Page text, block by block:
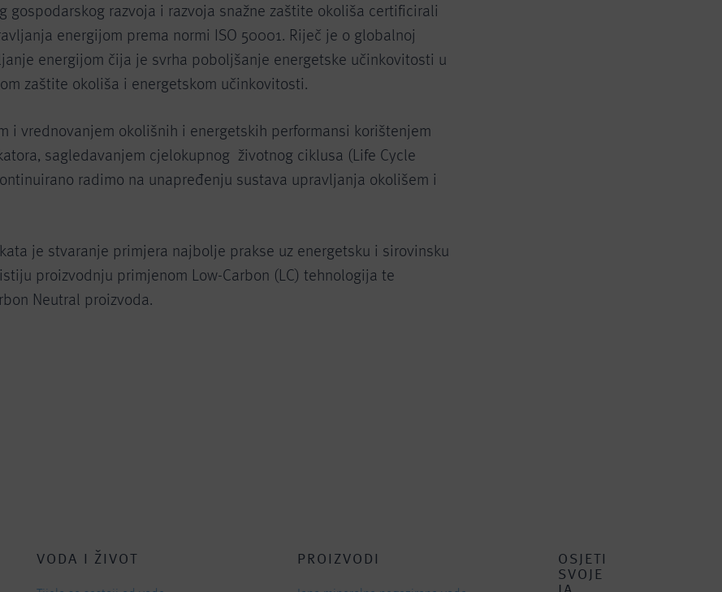
gospodarskog razvoja i razvoja snažne zaštite okoliša certificirali
energijom prema normi ISO 50001. Riječ je o globalnoj
energijom čija je svrha poboljšanje energetske učinkovitosti u
zaštite okoliša i energetskom učinkovitosti.
i vrednovanjem okolišnih i energetskih performansi korištenjem
sagledavanjem cjelokupnog životnog ciklusa (Life Cycle
radimo na unapređenju sustava upravljanja okolišem i
je stvaranje primjera najbolje prakse uz energetsku i sirovinsku
proizvodnju primjenom Low-Carbon (LC) tehnologija te
Neutral proizvoda.
VODA I ŽIVOT PROIZVODI
OSJETI
SVOJE